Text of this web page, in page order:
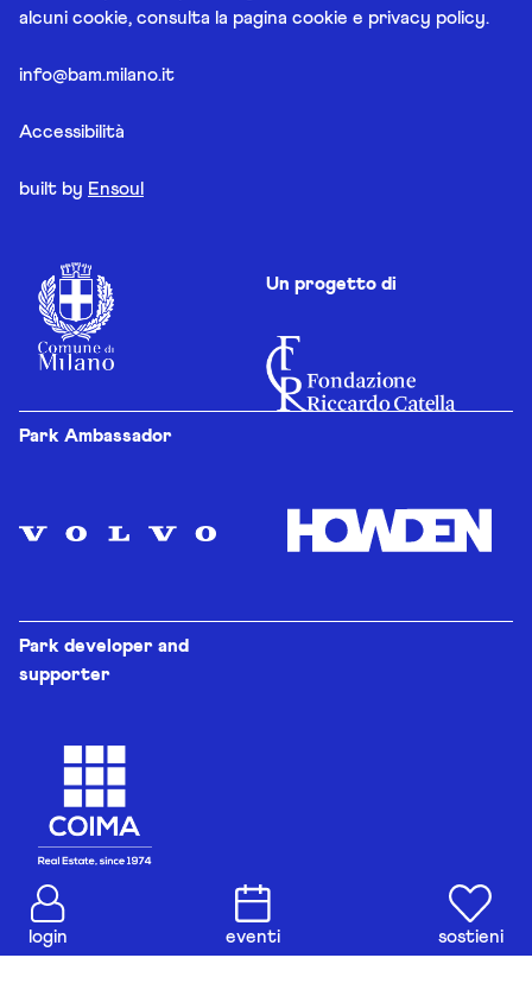
login eventi sostieni
alcuni cookie, consulta la pagina cookie e privacy policy.
info@bam.milano.it
Accessibilità
built by Ensoul
Un progetto di
Park Ambassador
Park developer and
supporter